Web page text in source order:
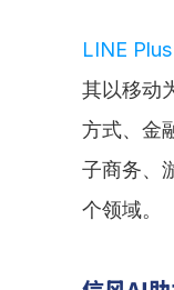
LINE
其以移动
方式、金
子商务、
个领域。